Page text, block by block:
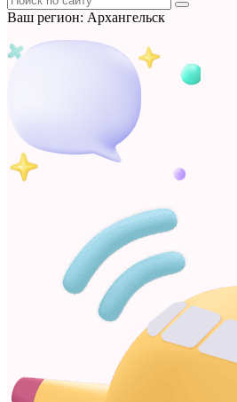
Ваш регион: Архангельск